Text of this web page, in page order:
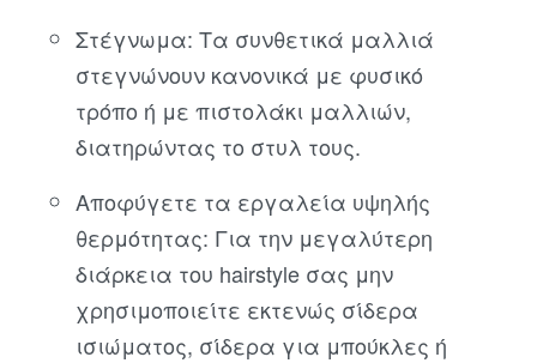
Στέγνωμα: Τα συνθετικά μαλλιά
στεγνώνουν κανονικά με φυσικό
τρόπο ή με πιστολάκι μαλλιών,
διατηρώντας το στυλ τους.
Αποφύγετε τα εργαλεία υψηλής
θερμότητας: Για την μεγαλύτερη
διάρκεια του hairstyle σας μην
χρησιμοποιείτε εκτενώς σίδερα
ισιώματος, σίδερα για μπούκλες ή